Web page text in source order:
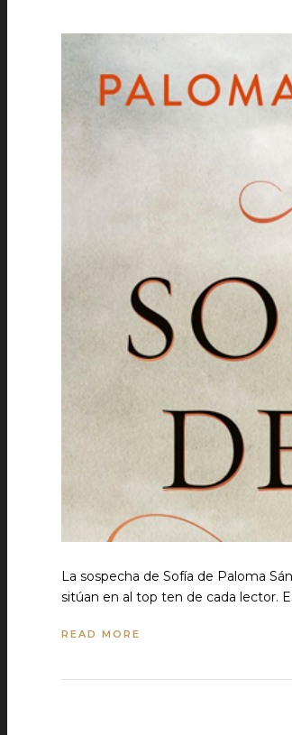
La sospecha de Sofía de Paloma
sitúan en al top ten de cada lector.
READ MORE